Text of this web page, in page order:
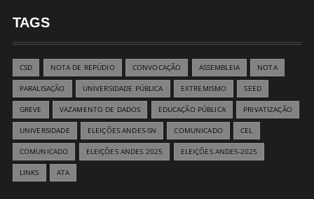
TAGS
CSD NOTA DE REPÚDIO CONVOCAÇÃO ASSEMBLEIA NOTA
PARALISAÇÃO UNIVERSIDADE PÚBLICA EXTREMISMO SEED
GREVE VAZAMENTO DE DADOS EDUCAÇÃO PÚBLICA PRIVATIZAÇÃO
UNIVERSIDADE ELEIÇÕES ANDES-SN COMUNICADO CEL
COMUNICADO ELEIÇÕES ANDES 2025 ELEIÇÕES ANDES-2025
LINKS ATA